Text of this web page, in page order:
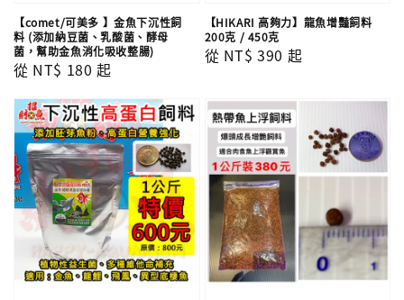
【comet/可美多 】金魚下沉性飼
料 (添加納豆菌、乳酸菌、酵母
菌，幫助金魚消化吸收整腸)
Regular
從 NT$ 180 起
【HIKARI 高夠力】龍魚增豔飼料
200克 / 450克
Regular
從 NT$ 390 起